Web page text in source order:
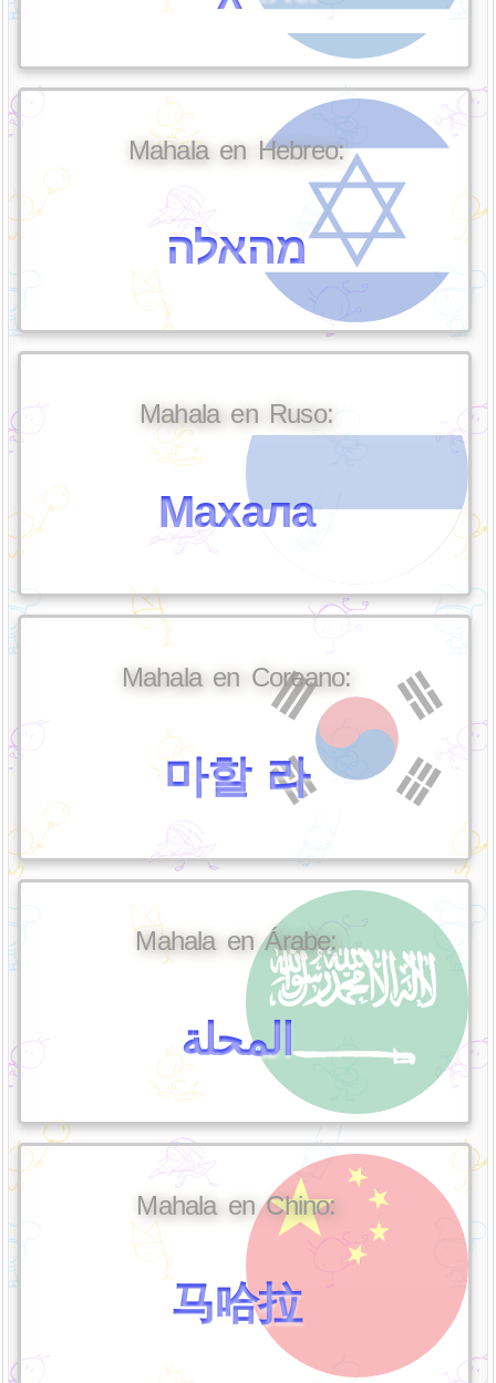
Mahala en Hebreo:
מהאלה
Mahala en Ruso:
Махала
Mahala en Coreano:
마할 라
Mahala en Árabe:
المحلة
Mahala en Chino:
马哈拉